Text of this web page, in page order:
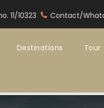
11/10323 Contact/
Destinations Tour